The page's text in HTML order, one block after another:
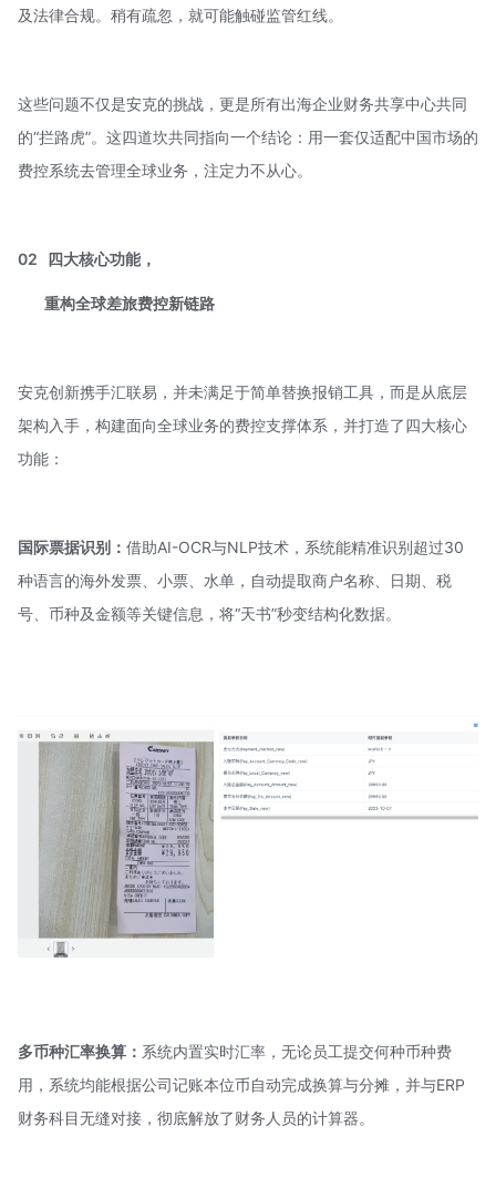
及法律合规。稍有疏忽，就可能触碰监管红线。
这些问题不仅是安克的挑战，更是所有出海企业财务共享中心共同
的“拦路虎”。这四道坎共同指向一个结论：用一套仅适配中国市场的
费控系统去管理全球业务，注定力不从心。
02 四大核心功能，
重构全球差旅费控新链路
安克创新携手汇联易，并未满足于简单替换报销工具，而是从底层
架构入手，构建面向全球业务的费控支撑体系，并打造了四大核心
功能：
国际票据识别： 借助AI-OCR与NLP技术，系统能精准识别超过30
种语言的海外发票、小票、水单，自动提取商户名称、日期、税
号、币种及金额等关键信息，将“天书”秒变结构化数据。
多币种汇率换算： 系统内置实时汇率，无论员工提交何种币种费
用，系统均能根据公司记账本位币自动完成换算与分摊，并与ERP
财务科目无缝对接，彻底解放了财务人员的计算器。